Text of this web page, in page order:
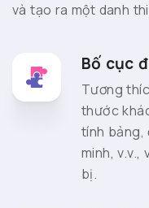
và tạo ra một danh
Bố cục
Tương
thước
tính bảng,
minh,
bị.